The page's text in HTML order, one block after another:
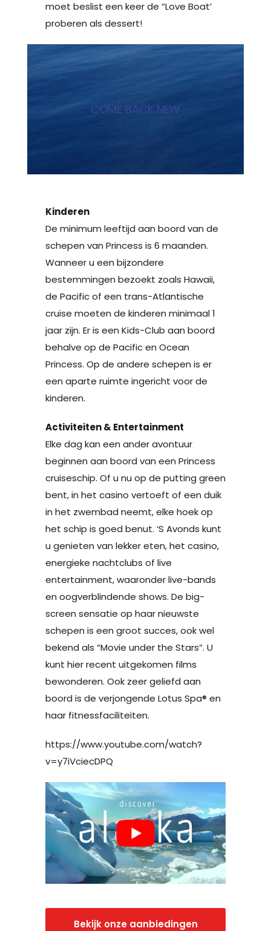
moet beslist een keer de “Love Boat’
proberen als dessert!
COME BACK NEW
Kinderen
De minimum leeftijd aan boord van de
schepen van Princess is 6 maanden.
Wanneer u een bijzondere
bestemmingen bezoekt zoals Hawaii,
de Pacific of een trans-Atlantische
cruise moeten de kinderen minimaal 1
jaar zijn. Er is een Kids-Club aan boord
behalve op de Pacific en Ocean
Princess. Op de andere schepen is er
een aparte ruimte ingericht voor de
kinderen.
Activiteiten & Entertainment
Elke dag kan een ander avontuur
beginnen aan boord van een Princess
cruiseschip. Of u nu op de putting green
bent, in het casino vertoeft of een duik
in het zwembad neemt, elke hoek op
het schip is goed benut. ‘S Avonds kunt
u genieten van lekker eten, het casino,
energieke nachtclubs of live
entertainment, waaronder live-bands
en oogverblindende shows. De big-
screen sensatie op haar nieuwste
schepen is een groot succes, ook wel
bekend als “Movie under the Stars”. U
kunt hier recent uitgekomen films
bewonderen. Ook zeer geliefd aan
boord is de verjongende Lotus Spa® en
haar fitnessfaciliteiten.
https://www.youtube.com/watch?
v=y7iVciecDPQ
Bekijk onze aanbiedingen